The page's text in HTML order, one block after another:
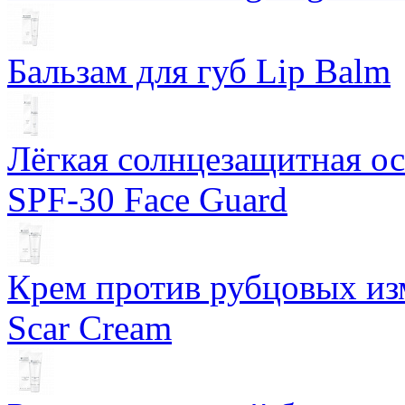
Бальзам для губ Lip Balm
Лёгкая солнцезащитная
SPF-30 Face Guard
Крем против рубцовых
Scar Cream